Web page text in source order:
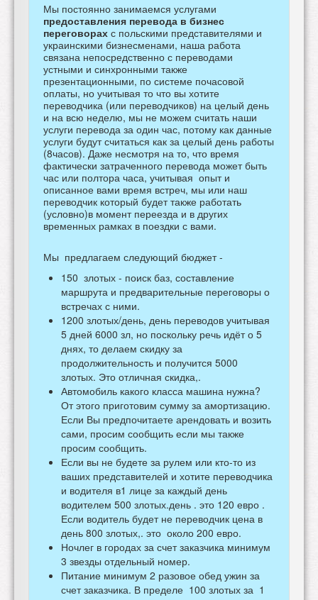
Мы постоянно занимаемся услугами
предоставления перевода в бизнес
переговорах с польскими представителями и
украинскими бизнесменами, наша работа
связана непосредственно с переводами
устными и синхронными также
презентационными, по системе почасовой
оплаты, но учитывая то что вы хотите
переводчика (или переводчиков) на целый день
и на всю неделю, мы не можем считать наши
услуги перевода за один час, потому как данные
услуги будут считаться как за целый день работы
(8часов). Даже несмотря на то, что время
фактически затраченного перевода может быть
час или полтора часа, учитывая опыт и
описанное вами время встреч, мы или наш
переводчик который будет также работать
(условно)в момент переезда и в других
временных рамках в поездки с вами.
Мы предлагаем следующий бюджет -
150 злотых - поиск баз, составление
маршрута и предварительные переговоры о
встречах с ними.
1200 злотых/день, день переводов учитывая
5 дней 6000 зл, но поскольку речь идёт о 5
днях, то делаем скидку за
продолжительность и получится 5000
злотых. Это отличная скидка,.
Автомобиль какого класса машина нужна?
От этого приготовим сумму за амортизацию.
Если Вы предпочитаете арендовать и возить
сами, просим сообщить если мы также
просим сообщить.
Если вы не будете за рулем или кто-то из
ваших представителей и хотите переводчика
и водителя в1 лице за каждый день
водителем 500 злотых.день . это 120 евро .
Если водитель будет не переводчик цена в
день 800 злотых,. это около 200 евро.
Ночлег в городах за счет заказчика минимум
3 звезды отдельный номер.
Питание минимум 2 разовое обед ужин за
счет заказчика. В пределе 100 злотых за 1